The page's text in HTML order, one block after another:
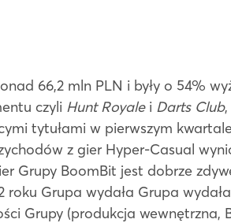
66,2 mln PLN i były o 54%
czyli Hunt Royalei Darts Club
tytułami w pierwszym
z gier Hyper-Casual
Grupy BoomBit jest dobrze
roku Grupa wydała Grupa
Grupy (produkcja